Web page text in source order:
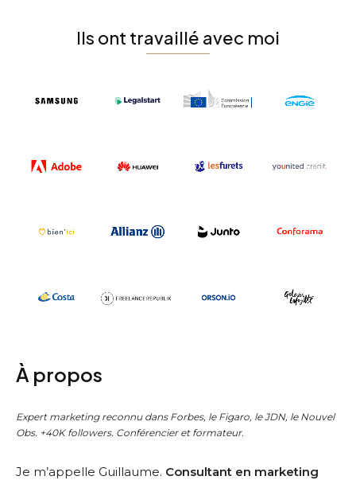
Ils ont travaillé avec moi
À propos
Expert marketing reconnu dans Forbes, le Figaro, le JDN, le Nouvel
Obs. +40K followers. Conférencier et formateur.
Je m’appelle Guillaume. Consultant en marketing